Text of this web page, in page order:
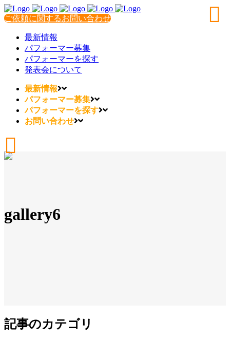
ご依頼に関するお問い合わせ
最新情報
パフォーマー募集
パフォーマーを探す
発表会について
最新情報
パフォーマー募集
パフォーマーを探す
お問い合わせ
gallery6
記事のカテゴリ